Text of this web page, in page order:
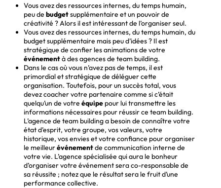
Vous avez des ressources internes, du temps humain,
peu de budgetsupplémentaire et un pouvoir de
créativité ? Alors il est intéressant de l’organiser seul.
Vous avez des ressources internes, du temps humain, du
budget supplémentaire mais peu d’idées ? Il est
stratégique de confier les animations de votre
événementà des agences de team building.
Dans le cas où vous n’avez pas de temps, il est
primordial et stratégique de déléguer cette
organisation. Toutefois, pour un succès total, vous
devez coacher votre partenaire comme si c’était
quelqu’un de votre équipe pour lui transmettre les
informations nécessaires pour réussir ce team building.
L’agence de team building a besoin de connaître votre
état d’esprit, votre groupe, vos valeurs, votre
historique, vos envies et votre confiance pour organiser
le meilleurévénementde communication interne de
votre vie. L’agence spécialisée qui aura le bonheur
d’organiser votre événement sera co-responsable de
sa réussite ; notez que le résultat sera le fruit d’une
performance collective.